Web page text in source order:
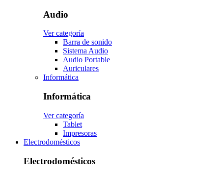
Audio
Ver categoría
Barra de sonido
Sistema Audio
Audio Portable
Auriculares
Informática
Informática
Ver categoría
Tablet
Impresoras
Electrodomésticos
Electrodomésticos